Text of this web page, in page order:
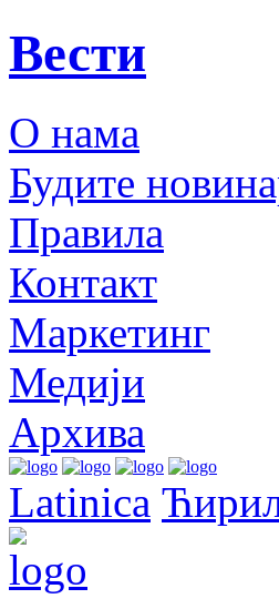
Вести
О нама
Будите
Правила
Контакт
Маркетинг
Медији
Архива
Latinica